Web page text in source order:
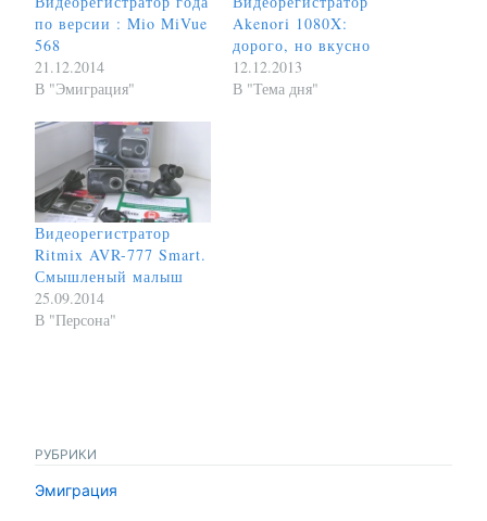
по версии : Mio MiVue
568
21.12.2014
В "Эмиграция"
Akenori 1080X:
дорого, но вкусно
12.12.2013
В "Тема дня"
Видеорегистратор
Ritmix AVR-777 Smart.
Смышленый малыш
25.09.2014
В "Персона"
РУБРИКИ
Эмиграция